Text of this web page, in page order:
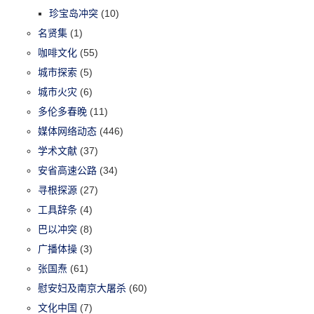
珍宝岛冲突 (10)
名贤集 (1)
咖啡文化 (55)
城市探索 (5)
城市火灾 (6)
多伦多春晚 (11)
媒体网络动态 (446)
学术文献 (37)
安省高速公路 (34)
寻根探源 (27)
工具辞条 (4)
巴以冲突 (8)
广播体操 (3)
张国焘 (61)
慰安妇及南京大屠杀 (60)
文化中国 (7)